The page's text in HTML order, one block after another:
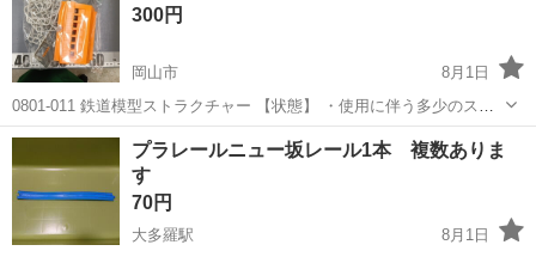
300円
岡山市
8月1日
0801-011 鉄道模型ストラクチャー 【状態】 ・使用に伴う多少のス
レ、キズ、落としきれない汚れなどございます ・詳細は現地でご確認
ください ・お値引きは出来かねますのでご了承願います ※中古品のた
岡山 岡山市 模型、プラモデル
プラレールニュー坂レール1本 複数ありま
す
70円
大多羅駅
8月1日